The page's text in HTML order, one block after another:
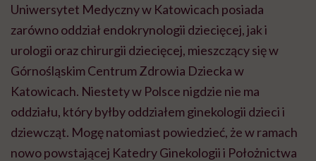
Uniwersytet Medyczny w Katowicach posiada
zarówno oddział endokrynologii dziecięcej, jak i
urologii oraz chirurgii dziecięcej, mieszczący się w
Górnośląskim Centrum Zdrowia Dziecka w
Katowicach. Niestety w Polsce nigdzie nie ma
oddziału, który byłby oddziałem ginekologii dzieci i
dziewcząt. Mogę natomiast powiedzieć, że w ramach
nowo powstającej Katedry Ginekologii i Położnictwa